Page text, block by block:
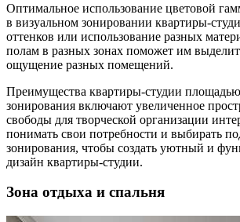
Оптимальное использование цветовой
в визуальном зонировании квартиры-
оттенков или использование разных
полам в разных зонах поможет им
ощущение разных помещений.
Преимущества квартиры-студии
зонирования включают увеличенное
свободы для творческой организации
понимать свои потребности и выбирать
зонирования, чтобы создать уютный и
дизайн квартиры-студии.
Зона отдыха и спальня